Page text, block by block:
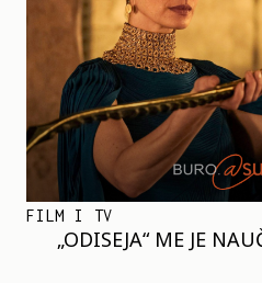
FILM I TV
„ODISEJA“ ME JE